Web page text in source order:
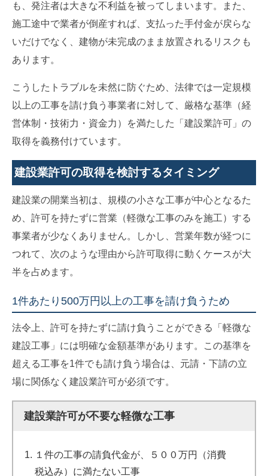
も、発注者は大きな不利益を被ってしまいます。また、
施工途中で業者が倒産すれば、支払った手付金が戻らな
いだけでなく、建物が未完成のまま放置されるリスクも
あります。
こうしたトラブルを未然に防ぐため、法律では一定規模
以上の工事を請け負う事業者に対して、厳格な基準（経
営体制・技術力・資金力）を満たした「建設業許可」の
取得を義務付けています。
建設業許可の取得を検討するタイミング
建設業の開業当初は、規模の小さな工事が中心となるた
め、許可を持たずに営業（軽微な工事のみを施工）する
事業者が少なくありません。しかし、営業年数が経つに
つれて、次のような理由から許可取得に動くケースが大
半を占めます。
1件あたり500万円以上の工事を請け負うため
法令上、許可を持たずに請け負うことができる「軽微な
建設工事」には明確な金額基準があります。この基準を
超える工事を1件でも請け負う場合は、元請・下請の立
場に関係なく建設業許可が必須です。
建設業許可が不要な軽微な工事
１件の工事の請負代金が、５００万円（消費
税込み）に満たない工事